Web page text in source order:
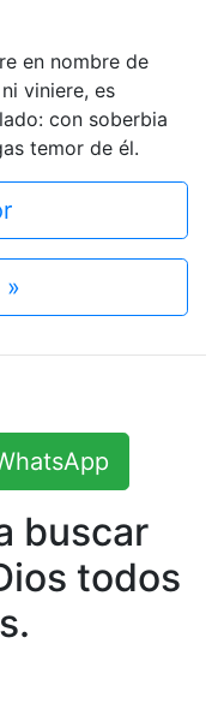
en nombre de
viniere, es
con soberbia
temor de él.
»
buscar
todos